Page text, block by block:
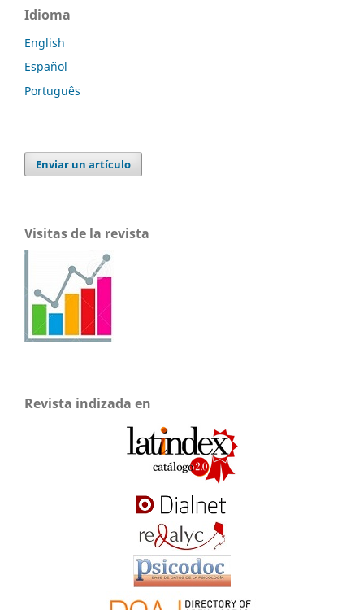
Idioma
English
Español
Português
Enviar un artículo
Visitas de la revista
Revista indizada en